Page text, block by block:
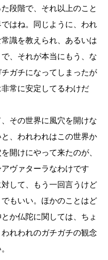
段階で、それ以上のこと
はね。同じように、われ
識を教えられ、あるいは
、それが本当にもう、な
ガチになってしまったが
常に安定してるわけだ
その世界に風穴を開けな
、われわれはこの世界か
開けにやって来たのが、
ヴァターラなわけです
して、もう一回言うけど
もいい。ほかのことはど
か仏陀に関しては、ちょ
れわれのガチガチの観念